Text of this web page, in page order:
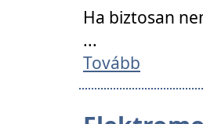
Ha biztosan
...
Tovább